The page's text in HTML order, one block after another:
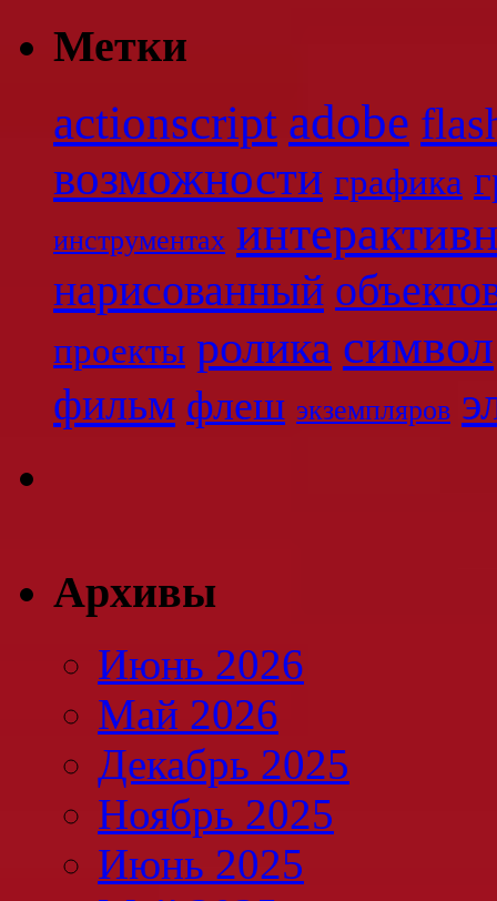
Метки
actionscript adobe
возможности графика
инструментах
нарисованный
проекты ролика символ
фильм флеш экземпляров
Архивы
Июнь 2026
Май 2026
Декабрь 2025
Ноябрь 2025
Июнь 2025